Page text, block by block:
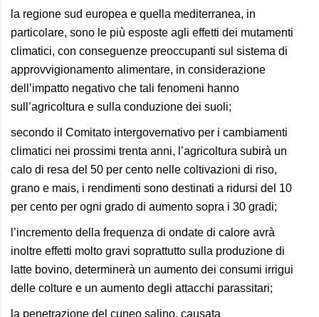
la regione sud europea e quella mediterranea, in
particolare, sono le più esposte agli effetti dei mutamenti
climatici, con conseguenze preoccupanti sul sistema di
approvvigionamento alimentare, in considerazione
dell’impatto negativo che tali fenomeni hanno
sull’agricoltura e sulla conduzione dei suoli;
secondo il Comitato intergovernativo per i cambiamenti
climatici nei prossimi trenta anni, l’agricoltura subirà un
calo di resa del 50 per cento nelle coltivazioni di riso,
grano e mais, i rendimenti sono destinati a ridursi del 10
per cento per ogni grado di aumento sopra i 30 gradi;
l’incremento della frequenza di ondate di calore avrà
inoltre effetti molto gravi soprattutto sulla produzione di
latte bovino, determinerà un aumento dei consumi irrigui
delle colture e un aumento degli attacchi parassitari;
la penetrazione del cuneo salino, causata